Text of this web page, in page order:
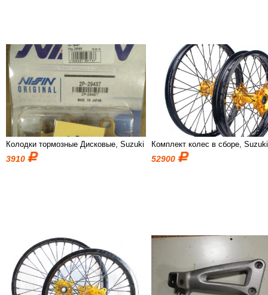
Колодки тормозные Дисковые, Suzuki
3910
Комплект колес в сборе, Suzuki
52900